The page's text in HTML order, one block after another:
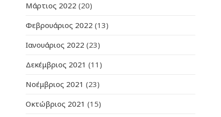
Μάρτιος 2022 (20)
Φεβρουάριος 2022 (13)
Ιανουάριος 2022 (23)
Δεκέμβριος 2021 (11)
Νοέμβριος 2021 (23)
Οκτώβριος 2021 (15)